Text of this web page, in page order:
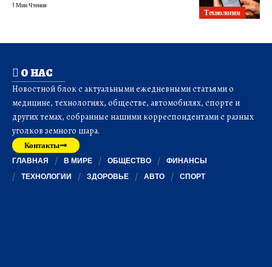
Технологии
1 Мин Чтения
О НАС
Новостной блок с актуальными ежедневными статьями о
медицине, технологиях, обществе, автомобилях, спорте и
других темах, собранные нашими корреспондентами с разных
уголков земного шара.
Контакты
ГЛАВНАЯ В МИРЕ ОБЩЕСТВО
ФИНАНСЫ
ТЕХНОЛОГИИ
ЗДОРОВЬЕ АВТО СПОРТ